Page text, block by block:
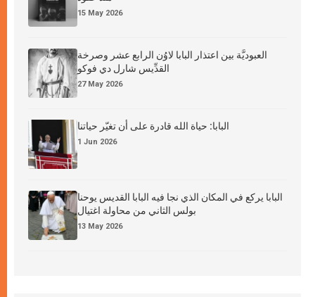
15 May 2026
العبوديَّة بين اعتذار البابا لاوُن الرابع عشر وصرخة
القدِّيس شارل دي فوكو
27 May 2026
البابا: حياة الله قادرة على أن تغيّر حياتنا
1 Jun 2026
البابا يركع في المكان الذي نجا فيه البابا القديس يوحنا
بولس الثاني من محاولة اغتيال
13 May 2026